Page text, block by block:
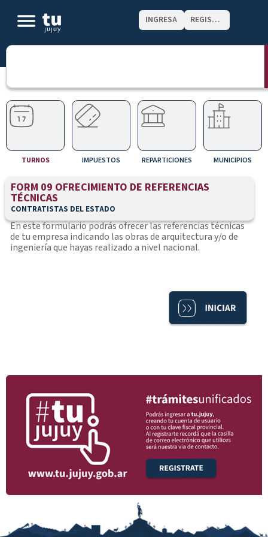
INGRESA REGISTRATE
TURNOS IMPUESTOS REPARTICIONES MUNICIPIOS
FORM 09 OFRECIMIENTO DE REFERENCIAS
TÉCNICAS
CONTRATISTAS DEL ESTADO
En este formulario podrás ofrecer las referencias técnicas
de tu empresa indicando las obras de arquitectura y/o de
ingeniería que hayas realizado a nivel nacional.